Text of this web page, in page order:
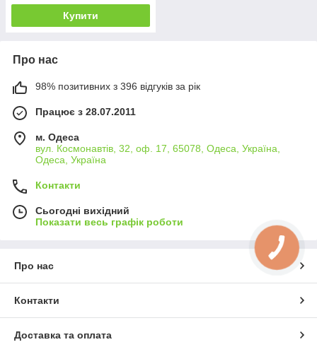
Купити
Про нас
98% позитивних з 396 відгуків за рік
Працює з 28.07.2011
м. Одеса
вул. Космонавтів, 32, оф. 17, 65078, Одеса, Україна,
Одеса, Україна
Контакти
Сьогодні вихідний
Показати весь графік роботи
Про нас
Контакти
Доставка та оплата